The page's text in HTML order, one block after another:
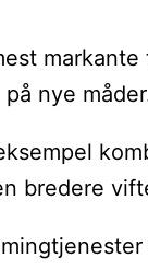
nye
bredere